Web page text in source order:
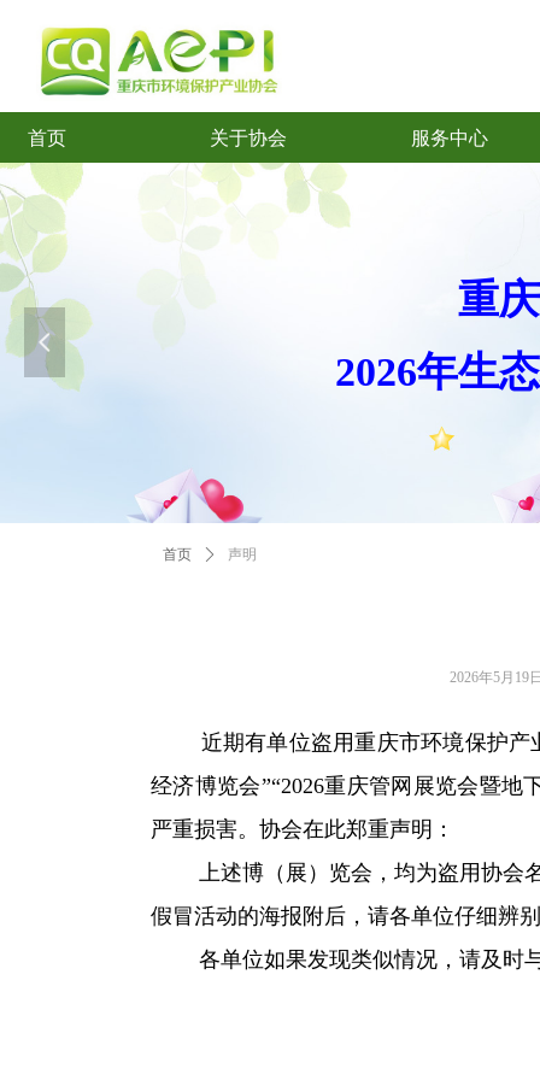
首页
首页
关于协会
关于协会
服务中心
重
2026年生
넳
首页 ꄲ 声明
近期有单位盗用重庆市环境保护产业
经济博览会”“2026重庆管网展览会暨
严重损害。协会在此郑重声明：
上述博（展）览会，均为盗用协会名
假冒活动的海报附后，请各单位仔细辨
各单位如果发现类似情况，请及时与
2026年5月19